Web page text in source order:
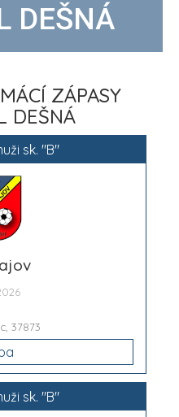
DEŠNÁ
ZÁPASY
DEŠNÁ
sk. "B"
37873
sk. "B"